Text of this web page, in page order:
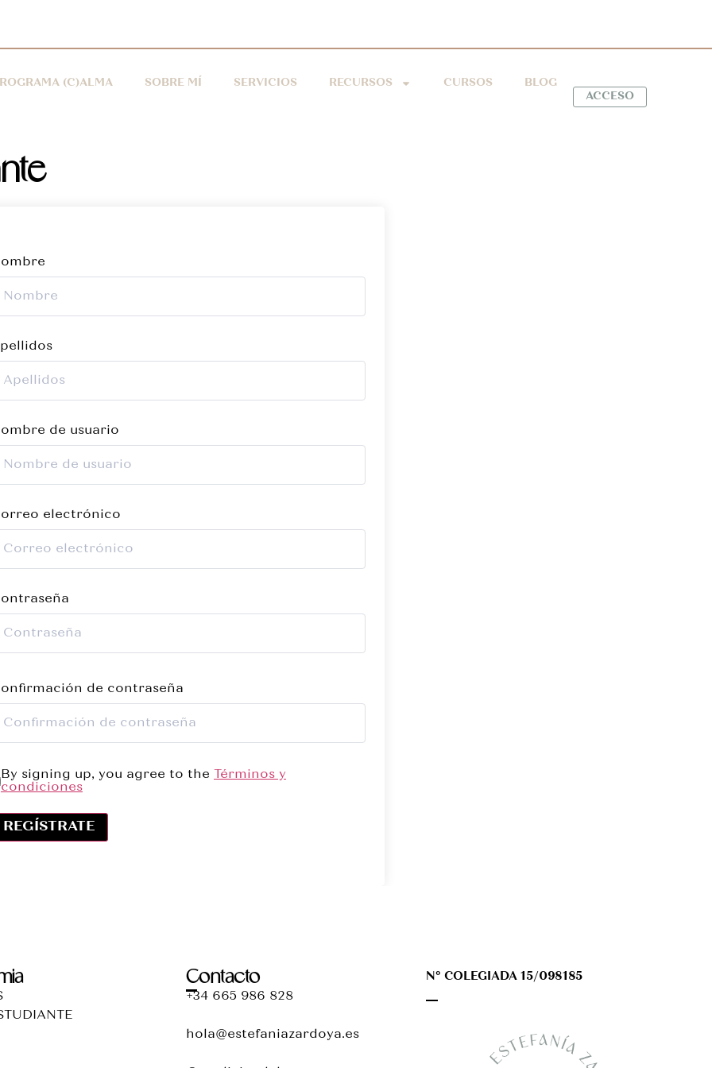
(C)ALMA SOBRE MÍ SERVICIOS RECURSOS CURSOS
BLOG
ACCESO
de usuario
electrónico
de contraseña
By signing up, you agree to the
Términos y
condiciones
REGÍSTRATE
Contacto
+34 665 986 828
hola@estefaniazardoya.es
Nº COLEGIADA 15/098185